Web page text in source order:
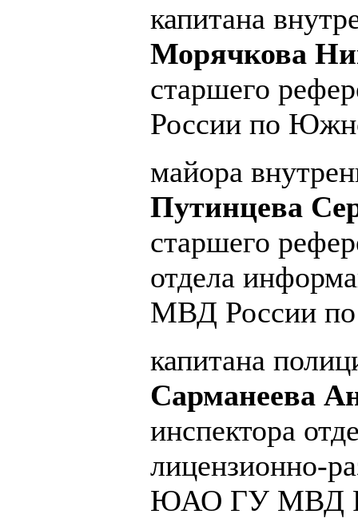
капитана
Морячкова
старшего
России по
майора
Путинцева
старшего
отдела
МВД России по
капитана
Сарманеева
инспектора
лицензионно-
ЮАО ГУ МВД